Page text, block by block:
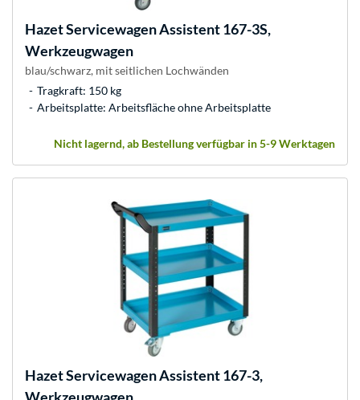
HazetServicewagen Assistent 167-3S,
Werkzeugwagen
blau/schwarz, mit seitlichen Lochwänden
Tragkraft: 150 kg
Arbeitsplatte: Arbeitsfläche ohne Arbeitsplatte
Nicht lagernd, ab Bestellung verfügbar in 5-9 Werktagen
HazetServicewagen Assistent 167-3,